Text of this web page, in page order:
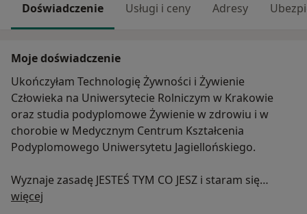
Doświadczenie Usługi i ceny Adresy
Moje doświadczenie
Ukończyłam Technologię Żywności i Żywienie
Człowieka na Uniwersytecie Rolniczym w Krakowie
oraz studia podyplomowe Żywienie w zdrowiu i w
chorobie w Medycznym Centrum Kształcenia
Podyplomowego Uniwersytetu Jagiellońskiego.
Wyznaje zasadę JESTEŚ TYM CO JESZ i staram się
zarażać tym myśleniem wszystkich dookoła. W swojej
więcej